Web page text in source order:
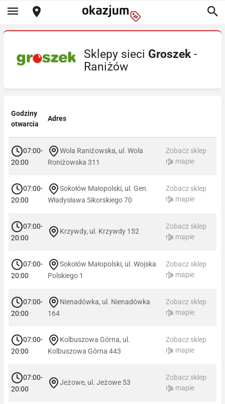
Sklepy sieci Groszek-
Raniżów
Godziny
otwarcia
Adres
07:00-
20:00
Wola Raniżowska, ul. Wola
Roniżowska 311
Zobacz sklep
na mapie
07:00-
20:00
Sokołów Małopolski, ul. Gen.
Władysława Sikorskiego 70
Zobacz sklep
na mapie
07:00-
20:00
Krzywdy, ul. Krzywdy 152
Zobacz sklep
na mapie
07:00-
20:00
Sokołów Małopolski, ul. Wojska
Polskiego 1
Zobacz sklep
na mapie
07:00-
20:00
Nienadówka, ul. Nienadówka
164
Zobacz sklep
na mapie
07:00-
20:00
Kolbuszowa Górna, ul.
Kolbuszowa Górna 443
Zobacz sklep
na mapie
07:00-
20:00
Jeżowe, ul. Jeżowe 53
Zobacz sklep
na mapie